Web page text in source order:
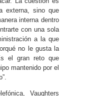
externa, sino que
interna dentro
con una sola
a la que
no le gusta la
el gran reto que
mantenido por el
Vaughters